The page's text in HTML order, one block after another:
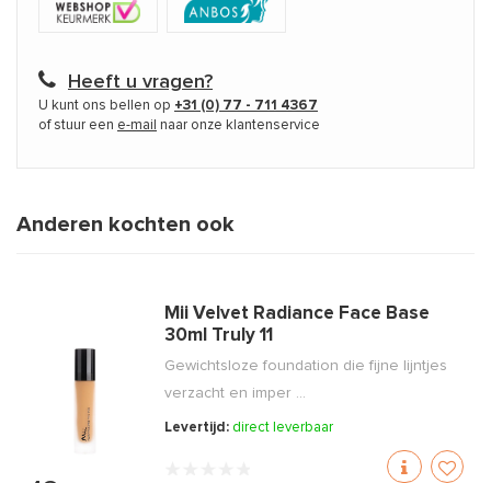
Heeft u vragen?
U kunt ons bellen op +31 (0) 77 - 711 4367
of stuur een e-mail naar onze klantenservice
Anderen kochten ook
Mii Velvet Radiance Face Base
30ml Truly 11
Gewichtsloze foundation die fijne lijntjes
verzacht en imper ...
Levertijd: direct leverbaar